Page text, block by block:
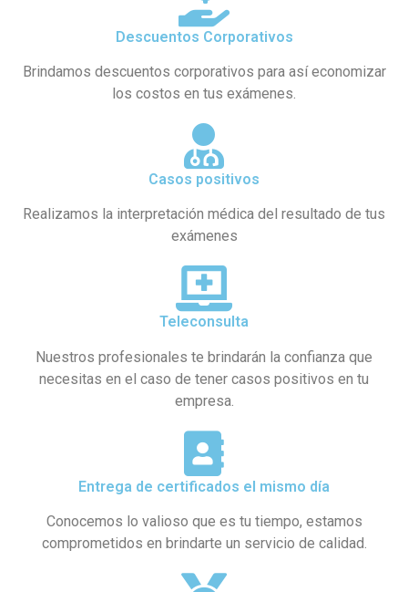
Descuentos Corporativos
Brindamos descuentos corporativos para así economizar
los costos en tus exámenes.
Casos positivos
Realizamos la interpretación médica del resultado de tus
exámenes
Teleconsulta
Nuestros profesionales te brindarán la confianza que
necesitas en el caso de tener casos positivos en tu
empresa.
Entrega de certificados el mismo día
Conocemos lo valioso que es tu tiempo, estamos
comprometidos en brindarte un servicio de calidad.